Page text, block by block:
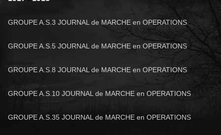
GROUPE A.S.3 JOURNAL de MARCHE en OPERATIONS
GROUPE A.S.5 JOURNAL de MARCHE en OPERATIONS
GROUPE A.S.8 JOURNAL de MARCHE en OPERATIONS
GROUPE A.S.10 JOURNAL de MARCHE en OPERATIONS
GROUPE A.S.35 JOURNAL de MARCHE en OPERATIONS